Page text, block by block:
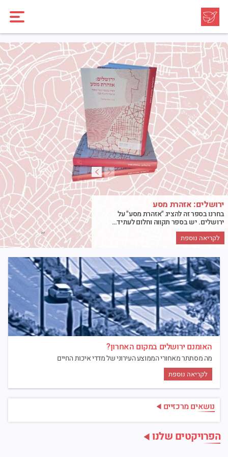
ירושלים: אזהרת מסע
בחרנו בספר זה להציג "אזהרת מסע" על
ירושלים. יש בספר תקווה וחלום לעתיד…
לקריאה נוספת
האומנם ירושלים במקום האחרון?
מה מסתתר מאחורי הממוצע העירוני של מדדי איכות החיים
לקריאה נוספת
נושאים מרכזיים
הפרויקטים שלנו